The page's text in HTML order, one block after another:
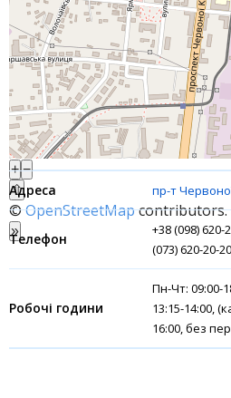
Банки-партнери
Акції
Рахунки для бізнесу
Фінансові результати
+ −
⇧
©OpenStreetMapcontributors.
»
пр-т
+38 (098) 620-
(073) 620-20-20
Пн-Чт: 09:00-
13:15-14:00,
16:00, без